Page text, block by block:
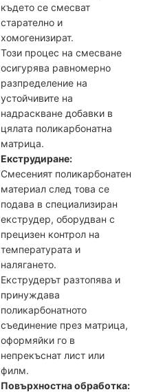
където се смесват
старателно и
хомогенизират.
Този процес на смесване
осигурява равномерно
разпределение на
устойчивите на
надраскване добавки в
цялата поликарбонатна
матрица.
Екструдиране:
Смесеният поликарбонатен
материал след това се
подава в специализиран
екструдер, оборудван с
прецизен контрол на
температурата и
налягането.
Екструдерът разтопява и
принуждава
поликарбонатното
съединение през матрица,
оформяйки го в
непрекъснат лист или
филм.
Повърхностна обработка: